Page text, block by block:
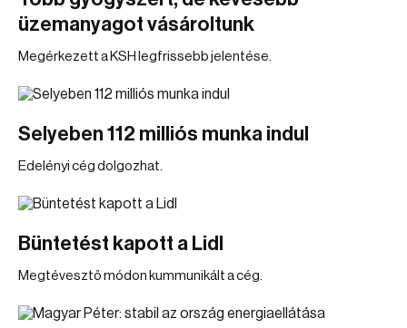
üzemanyagot vásároltunk
Megérkezett a KSH legfrissebb jelentése.
Selyeben 112 milliós munka indul
Edelényi cég dolgozhat.
Büntetést kapott a Lidl
Megtévesztő módon kummunikált a cég.